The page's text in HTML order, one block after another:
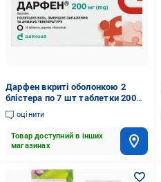
Дарфен вкриті оболонкою 2
блістера по 7 шт таблетки 200
мг
оцінити
Товар доступний в інших
магазинах